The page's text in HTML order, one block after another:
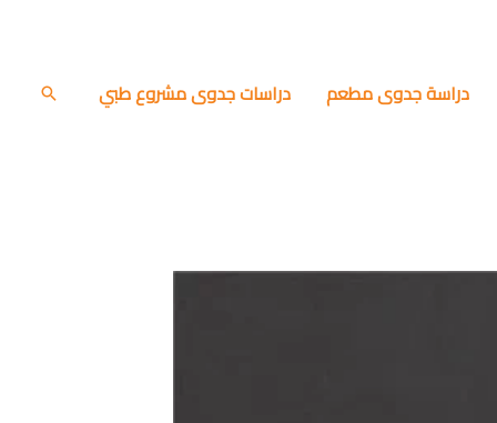
دراسة جدوى مطعم دراسات جدوى مشروع طبي البحث